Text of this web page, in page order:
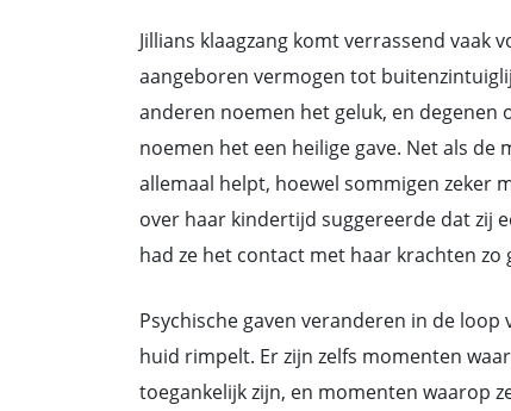
Jillians klaagzang komt verrassend vaak
aangeboren vermogen tot
anderen noemen het geluk, en degenen
noemen het een heilige gave. Net als de
allemaal helpt, hoewel sommigen zeker
over haar kindertijd suggereerde dat zij
had ze het contact met haar krachten zo
Psychische gaven veranderen in de
huid rimpelt. Er zijn zelfs momenten
toegankelijk zijn, en momenten waarop